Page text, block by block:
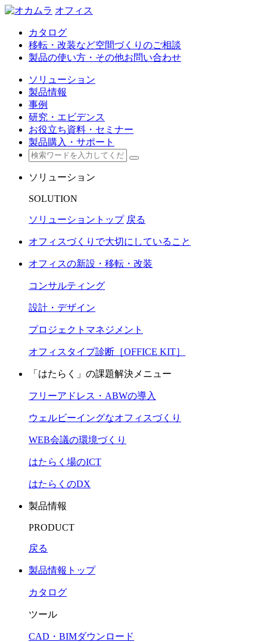
オフィス
カタログ
移転・改装など空間づくりのご相談
製品の使い方・その他お問い合わせ
ソリューション
製品情報
事例
研究・エビデンス
お役立ち資料・セミナー
製品購入・サポート
ソリューション
SOLUTION
ソリューショントップ 戻る
オフィスづくりで大切にしていること
オフィスの新設・移転・改装
コンサルティング
設計・デザイン
プロジェクトマネジメント
オフィスタイプ診断［OFFICE KIT］
「はたらく」の課題解決メニュー
フリーアドレス・ABWの導入
ウェルビーイングなオフィスづくり
WEB会議の環境づくり
はたらく場のICT
はたらくのDX
製品情報
PRODUCT
戻る
製品情報トップ
カタログ
ツール
CAD・BIMダウンロード